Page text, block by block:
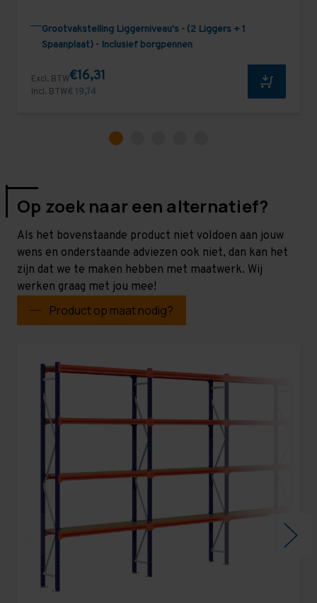
Grootvakstelling Liggerniveau's - (2 Liggers + 1
Spaanplaat) - Inclusief borgpennen
Excl. BTW€16,31
Incl. BTW€ 19,74
Op zoek naar een alternatief?
Als het bovenstaande product niet voldoen aan jouw
wens en onderstaande adviezen ook niet, dan kan het
zijn dat we te maken hebben met maatwerk. Wij
werken graag met jou mee!
Product op maat nodig?